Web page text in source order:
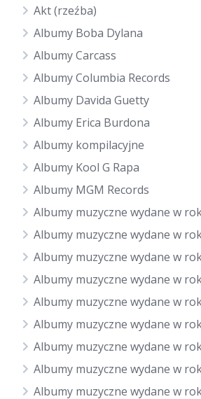
Akt (rzeźba)
Albumy Boba Dylana
Albumy Carcass
Albumy Columbia Records
Albumy Davida Guetty
Albumy Erica Burdona
Albumy kompilacyjne
Albumy Kool G Rapa
Albumy MGM Records
Albumy muzyczne wydane w
Albumy muzyczne wydane w
Albumy muzyczne wydane w
Albumy muzyczne wydane w
Albumy muzyczne wydane w
Albumy muzyczne wydane w
Albumy muzyczne wydane w
Albumy muzyczne wydane w
Albumy muzyczne wydane w